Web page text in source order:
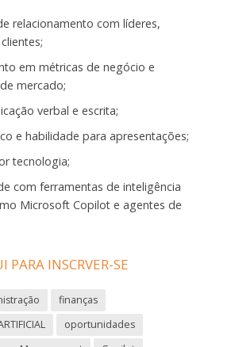
relacionamento com líderes,
em métricas de negócio e
mercado;
verbal e escrita;
e habilidade para apresentações;
tecnologia;
com ferramentas de inteligência
Microsoft Copilot e agentes de
PARA INSCRVER-SE
finanças
oportunidades